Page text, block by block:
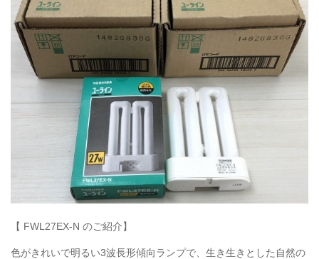
【 FWL27EX-N のご紹介】
色がきれいで明るい3波長形傾向ランプで、生き生きとした自然の